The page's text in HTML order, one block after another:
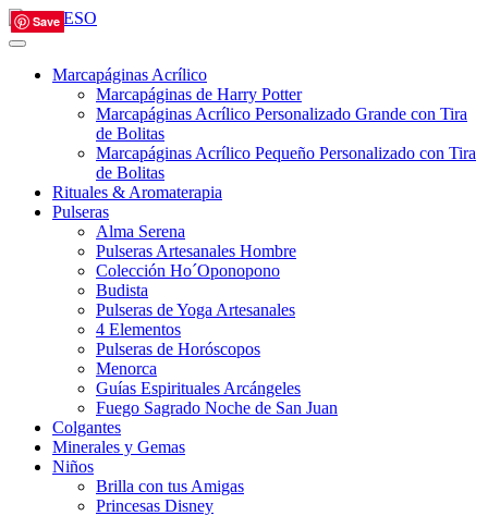
Marcapáginas Acrílico
Marcapáginas de Harry Potter
Marcapáginas Acrílico Personalizado Grande con Tira
de Bolitas
Marcapáginas Acrílico Pequeño Personalizado con Tira
de Bolitas
Rituales & Aromaterapia
Pulseras
Alma Serena
Pulseras Artesanales Hombre
Colección Ho´Oponopono
Budista
Pulseras de Yoga Artesanales
4 Elementos
Pulseras de Horóscopos
Menorca
Guías Espirituales Arcángeles
Fuego Sagrado Noche de San Juan
Colgantes
Minerales y Gemas
Niños
Brilla con tus Amigas
Princesas Disney
Save
Save
Save
Save
Save